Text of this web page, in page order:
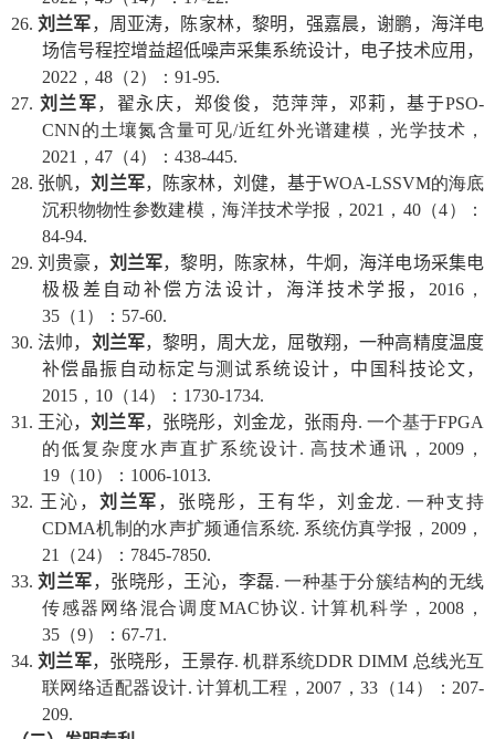
26.刘兰军，周亚涛，陈家林，黎明，强嘉晨，谢鹏，海洋电
场信号程控增益超低噪声采集系统设计，电子技术应用，
2022 ， 48（2）： 91-95.
27. 刘兰军，翟永庆，郑俊俊，范萍萍，邓莉，基于PSO-
CNN的土壤氮含量可见/近红外光谱建模，光学技术，
2021 ， 47（4）： 438-445.
28. 张帆，刘兰军，陈家林，刘健，基于WOA-LSSVM的海底
沉积物物性参数建模，海洋技术学报， 2021 ， 40（4）：
84-94.
29.刘贵豪， 刘兰军，黎明，陈家林，牛炯，海洋电场采集电
极极差自动补偿方法设计，海洋技术学报， 2016，
35（1 ）： 57-60.
30. 法帅， 刘兰军，黎明，周大龙，屈敬翔，一种高精度温度
补偿晶振自动标定与测试系统设计，中国科技论文，
2015， 10（14）： 1730-1734.
31. 王沁，刘兰军，张晓彤，刘金龙，张雨舟. 一个基于FPGA
的低复杂度水声直扩系统设计. 高技术通讯， 2009 ，
19（10）： 1006-1013.
32. 王沁， 刘兰军 ，张晓彤，王有华，刘金龙.一种支持
CDMA机制的水声扩频通信系统. 系统仿真学报， 2009，
21
（24）： 7845-7850.
33.刘兰军，张晓彤，王沁，李磊.一种基于分簇结构的无线
传感器网络混合调度MAC协议 . 计算机科学， 2008 ，
35（9）： 67-71.
34.刘兰军，张晓彤，王景存.机群系统DDR DIMM 总线光互
联网络适配器设计.计算机工程， 2007 ，33 （14）： 207-
209.